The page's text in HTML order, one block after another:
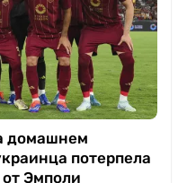
ЛЕ
ЧЕ-2028
Букмекеры
Казино
домашнем
потерпела
Эмполи